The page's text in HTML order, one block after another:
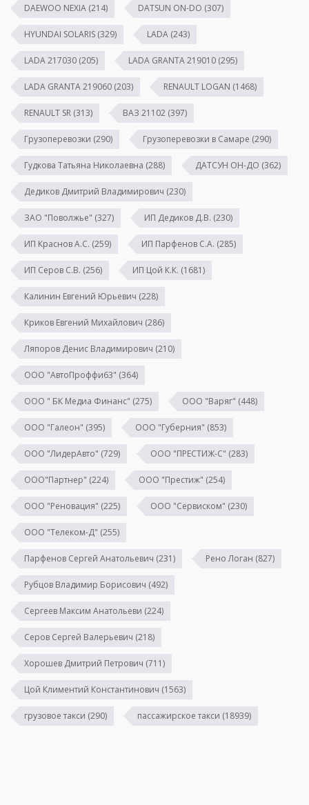
DAEWOO NEXIA (214) DATSUN ON-DO (307)
HYUNDAI SOLARIS (329) LADA (243)
LADA 217030 (205) LADA GRANTA 219010 (295)
LADA GRANTA 219060 (203) RENAULT LOGAN (1468)
RENAULT SR (313) ВАЗ 21102 (397)
Грузоперевозки (290) Грузоперевозки в Самаре (290)
Гудкова Татьяна Николаевна (288) ДАТСУН ОН-ДО (362)
Дедиков Дмитрий Владимирович (230)
ЗАО "Поволжье" (327) ИП Дедиков Д.В. (230)
ИП Краснов А.С. (259) ИП Парфенов С.А. (285)
ИП Серов С.В. (256) ИП Цой К.К. (1681)
Калинин Евгений Юрьевич (228)
Криков Евгений Михайлович (286)
Ляпоров Денис Владимирович (210)
ООО "АвтоПроффи63" (364)
ООО " БК Медиа Финанс" (275) ООО "Варяг" (448)
ООО "Галеон" (395) ООО "Губерния" (853)
ООО "ЛидерАвто" (729) ООО "ПРЕСТИЖ-С" (283)
ООО"Партнер" (224) ООО "Престиж" (254)
ООО "Реновация" (225) ООО "Сервиском" (230)
ООО "Телеком-Д" (255)
Парфенов Сергей Анатольевич (231) Рено Логан (827)
Рубцов Владимир Борисович (492)
Сергеев Максим Анатольеви (224)
Серов Сергей Валерьевич (218)
Хорошев Дмитрий Петрович (711)
Цой Климентий Константинович (1563)
грузовое такси (290) пассажирское такси (18939)